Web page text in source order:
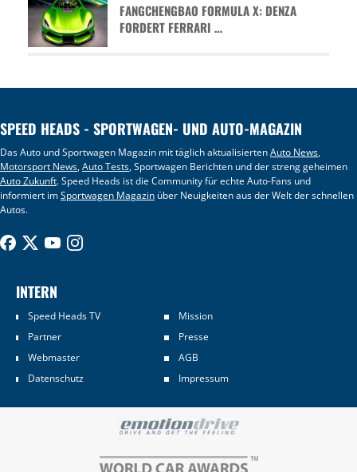
FANGCHENGBAO FORMULA X: DENZA
FORDERT FERRARI …
SPEED HEADS - SPORTWAGEN- UND AUTO-MAGAZIN
Das Auto und Sportwagen Magazin mit täglich aktualisiertenAuto News,
Motorsport News,Auto Tests, Sportwagen Berichten und der streng geheimen
Auto Zukunft. Speed Heads ist die Community für echte Auto-Fans und
informiert imSportwagen Magazin über Neuigkeiten aus der Welt der schnellen
Autos.
INTERN
Speed Heads TV
Mission
Partner
Presse
Webmaster
AGB
Datenschutz
Impressum